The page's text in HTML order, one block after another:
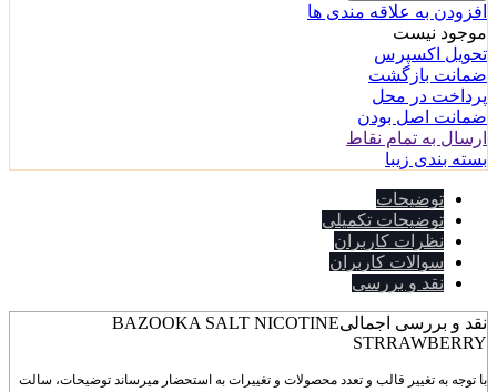
افزودن به علاقه مندی ها
موجود نیست
تحویل اکسپرس
ضمانت بازگشت
پرداخت در محل
ضمانت اصل بودن
ارسال به تمام نقاط
بسته بندی زیبا
توضیحات
توضیحات تکمیلی
نظرات کاربران
سوالات کاربران
نقد و بررسی
نقد و بررسی اجمالیBAZOOKA SALT NICOTINE
STRRAWBERRY
با توجه به تغییر قالب و تعدد محصولات و تغییرات به استحضار میرساند توضیحات، سالت